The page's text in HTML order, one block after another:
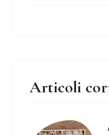
Articoli